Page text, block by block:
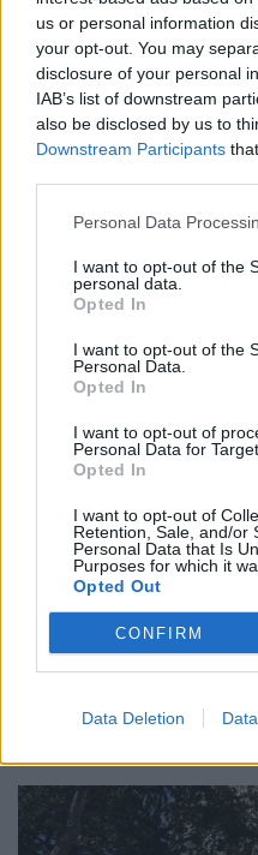
us or personal information
your opt-out. You may
disclosure of your personal
IAB’s list of downstream
also be disclosed by us to
Downstream Participants
Personal Data
I want to opt-out of the
personal data.
Opted In
I want to opt-out of the
Personal Data.
Opted In
I want to opt-out of
Personal Data for
Opted In
I want to opt-out of
Retention, Sale, and/or
Personal Data that Is
Purposes for which it
Opted Out
CONFIRM
Data Deletion
Automóvel de Paris, que
outubro. Até lá, a marca
técnicos sobre o Corsa
Leia também:
Opel
do Corsa
especial YES
carros elétricos
Mobilidade elétrica